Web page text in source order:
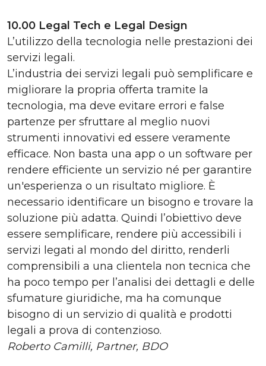
10.00 Legal Tech e Legal Design
L’utilizzo della tecnologia nelle prestazioni dei
servizi legali.
L’industria dei servizi legali può semplificare e
migliorare la propria offerta tramite la
tecnologia, ma deve evitare errori e false
partenze per sfruttare al meglio nuovi
strumenti innovativi ed essere veramente
efficace. Non basta una app o un software per
rendere efficiente un servizio né per garantire
un'esperienza o un risultato migliore. È
necessario identificare un bisogno e trovare la
soluzione più adatta. Quindi l’obiettivo deve
essere semplificare, rendere più accessibili i
servizi legati al mondo del diritto, renderli
comprensibili a una clientela non tecnica che
ha poco tempo per l’analisi dei dettagli e delle
sfumature giuridiche, ma ha comunque
bisogno di un servizio di qualità e prodotti
legali a prova di contenzioso.
Roberto Camilli, Partner, BDO